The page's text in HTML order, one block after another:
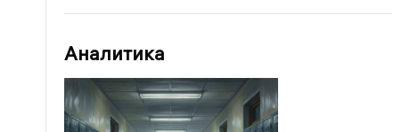
Аналитика